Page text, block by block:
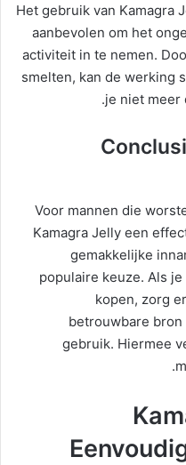
Het gebruik van Kamagra
aanbevolen om het
activiteit in te nemen.
smelten, kan de werking
je niet meer
Voor mannen die
Kamagra Jelly een
gemakkelijke
populaire keuze. Als
kopen, zorg
betrouwbare
gebruik. Hiermee